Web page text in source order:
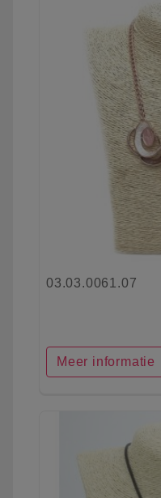
03.03.0061.07
Meer informatie